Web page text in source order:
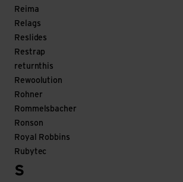
Reima
Relags
Reslides
Restrap
returnthis
Rewoolution
Rohner
Rommelsbacher
Ronson
Royal Robbins
Rubytec
S